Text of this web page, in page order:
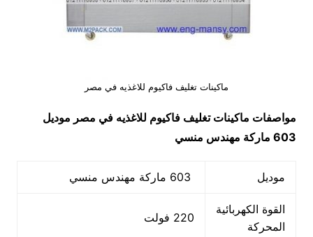
ماكينات تغليف فاكيوم للاغذيه في مصر
مواصفات ماكينات تغليف فاكيوم للاغذيه في مصر موديل
603 ماركة مهندس منسي
موديل
القوة الكهربائية
المحركة
220 فولت